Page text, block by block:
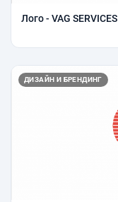
Лого - VAG SERVICES
ДИЗАЙН И БРЕНДИНГ